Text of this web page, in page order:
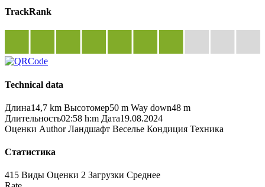
TrackRank
Technical data
Длина14,7 km Высотомер50 m Way down48 m
Длительность02:58 h:m Дата19.08.2024
Оценки Author Ландшафт Веселье Кондиция Техника
Статистика
415 Виды Оценки 2 Загрузки Среднее